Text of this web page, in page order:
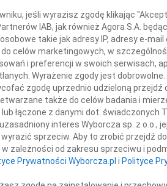
Newerly
lat temu
na zawsze
jeśli wyrazisz zgodę klikając
IAB, jak również Agora S.A.
takie jak adresy IP, adresy e-
celów marketingowych, w
i preferencji w swoich serwisach,
Wyrażenie zgody jest
zgodę uprzednio udzieloną przejdź
także do celów badania i
łączone z danymi dot. świadczonych
interes Wyborcza sp. z o.o.,
sprzeciw. Aby to zrobić przejdź
zależności od zakresu sprzeciwu i
Prywatności Wyborcza.pl i Polityce